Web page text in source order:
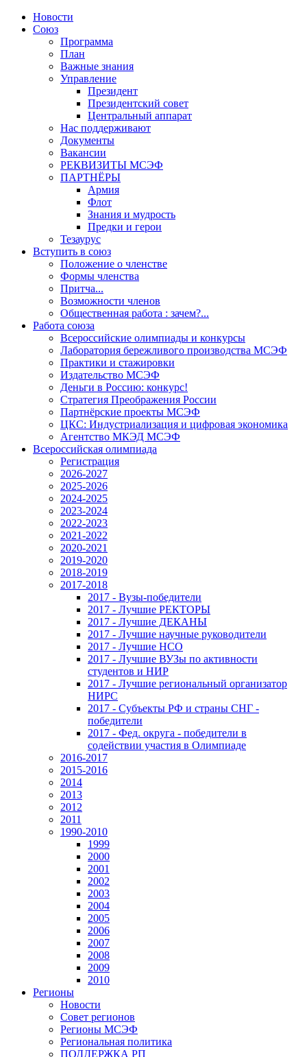
Новости
Союз
Программа
План
Важные знания
Управление
Президент
Президентский совет
Центральный аппарат
Нас поддерживают
Документы
Вакансии
РЕКВИЗИТЫ МСЭФ
ПАРТНЁРЫ
Армия
Флот
Знания и мудрость
Предки и герои
Тезаурус
Вступить в союз
Положение о членстве
Формы членства
Притча...
Возможности членов
Общественная работа : зачем?...
Работа союза
Всероссийские олимпиады и конкурсы
Лаборатория бережливого производства МСЭФ
Практики и стажировки
Издательство МСЭФ
Деньги в Россию: конкурс!
Стратегия Преображения России
Партнёрские проекты МСЭФ
ЦКС: Индустриализация и цифровая экономика
Агентство МКЭД МСЭФ
Всероссийская олимпиада
Регистрация
2026-2027
2025-2026
2024-2025
2023-2024
2022-2023
2021-2022
2020-2021
2019-2020
2018-2019
2017-2018
2017 - Вузы-победители
2017 - Лучшие РЕКТОРЫ
2017 - Лучшие ДЕКАНЫ
2017 - Лучшие научные руководители
2017 - Лучшие НСО
2017 - Лучшие ВУЗы по активности
студентов и НИР
2017 - Лучшие региональный организатор
НИРС
2017 - Субъекты РФ и страны СНГ -
победители
2017 - Фед. округа - победители в
содействии участия в Олимпиаде
2016-2017
2015-2016
2014
2013
2012
2011
1990-2010
1999
2000
2001
2002
2003
2004
2005
2006
2007
2008
2009
2010
Регионы
Новости
Совет регионов
Регионы МСЭФ
Региональная политика
ПОДДЕРЖКА РП